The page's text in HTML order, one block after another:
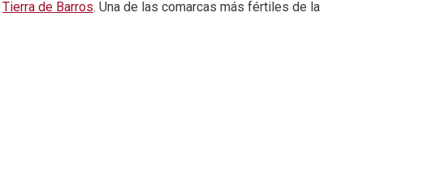
Tierra de Barros. Una de las comarcas más fértiles de la